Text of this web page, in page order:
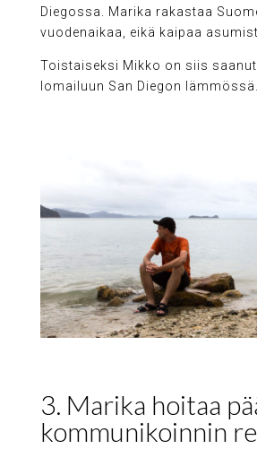
Diegossa. Marika rakastaa
vuodenaikaa, eikä kaipaa
Toistaiseksi Mikko on siis
lomailuun San Diegon lämmössä.
3. Marika hoitaa
kommunikoinnin